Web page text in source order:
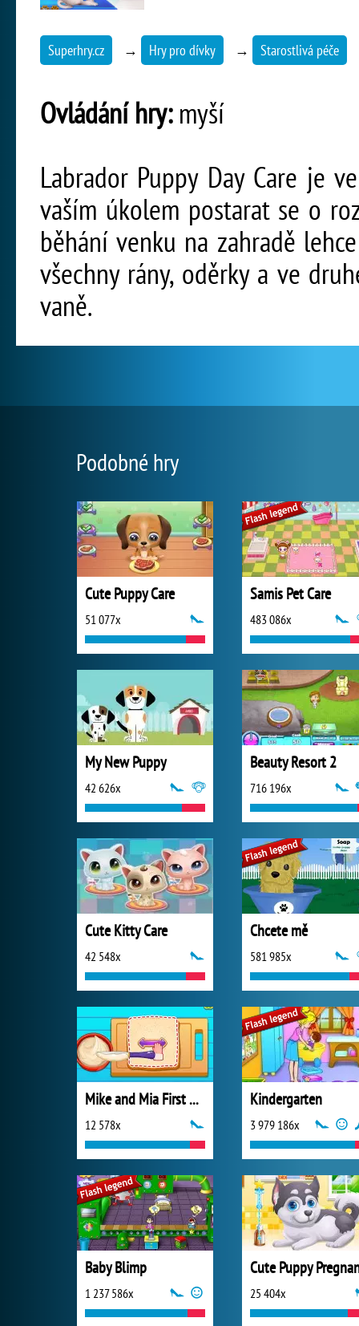
Superhry.cz → Hry pro dívky → Starostlivá péče
Ovládání hry:myší
Labrador Puppy Day Care je
vaším úkolem postarat se o
běhání venku na zahradě
všechny rány, oděrky a ve
vaně.
Podobné hry
Cute Puppy Care
51 077x
Samis Pet Care
483 086x
My New Puppy
42 626x
Beauty Resort 2
716 196x
Cute Kitty Care
42 548x
Chcete mě
581 985x
Mike and Mia First Day at School
12 578x
Kindergarten
3 979 186x
Baby Blimp
1 237 586x
Cute Puppy
25 404x